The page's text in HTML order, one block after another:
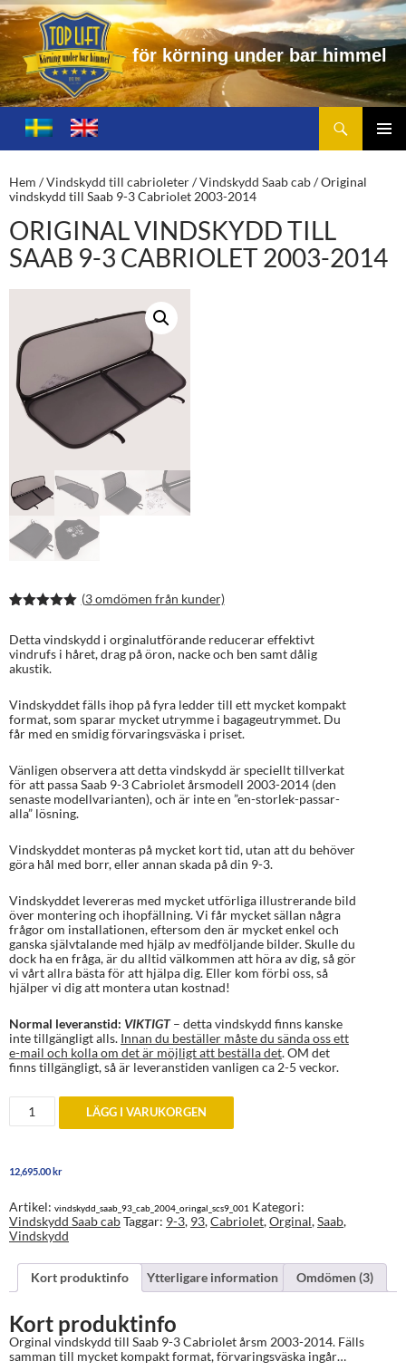
för körning under bar himme
Toplift.se – för körning under bar himmel
HOPPA
TILL
Hem /Vindskydd till cabrioleter/Vindskydd Saab cab/ Original
vindskydd till Saab 9-3 Cabriolet 2003-2014
ORIGINAL VINDSKYDD TILL
SAAB 9-3 CABRIOLET 2003-2014
baserat på
kundrecens
ioner
(3omdömen från kunder)
Detta vindskydd i orginalutförande reducerar effektivt
vindrufs i håret, drag på öron, nacke och ben samt dålig
akustik.
Vindskyddet fälls ihop på fyra ledder till ett mycket kompakt
format, som sparar mycket utrymme i bagageutrymmet. Du
får med en smidig förvaringsväska i priset.
Vänligen observera att detta vindskydd är speciellt tillverkat
för att passa Saab 9-3 Cabriolet årsmodell 2003-2014 (den
senaste modellvarianten), och är inte en ”en-storlek-passar-
alla” lösning.
Vindskyddet monteras på mycket kort tid, utan att du behöver
göra hål med borr, eller annan skada på din 9-3.
Vindskyddet levereras med mycket utförliga illustrerande bild
över montering och ihopfällning. Vi får mycket sällan några
frågor om installationen, eftersom den är mycket enkel och
ganska självtalande med hjälp av medföljande bilder. Skulle du
dock ha en fråga, är du alltid välkommen att höra av dig, så gör
vi vårt allra bästa för att hjälpa dig. Eller kom förbi oss, så
hjälper vi dig att montera utan kostnad!
Normal leveranstid: VIKTIGT– detta vindskydd finns kanske
inte tillgängligt alls. Innan du beställer måste du sända oss ett
e-mail och kolla om det är möjligt att beställa det. OM det
finns tillgängligt, så är leveranstiden vanligen ca 2-5 veckor.
Original
vindskydd
till
3
2003-
2014
mängd
LÄGG I VARUKORGEN
12,695.00kr
Artikel: vindskydd_saab_93_cab_2004_oringal_scs9_001 Kategori:
Vindskydd Saab cabTaggar: 9-3, 93,Cabriolet,Orginal,Saab,
Vindskydd
Kort produktinfo Ytterligare information Omdömen (3)
Kort produktinfo
Orginal vindskydd till Saab 9-3 Cabriolet årsm 2003-2014. Fälls
samman till mycket kompakt format, förvaringsväska ingår…